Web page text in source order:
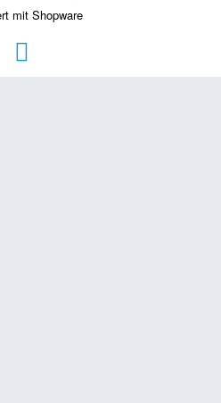
mit Shopware